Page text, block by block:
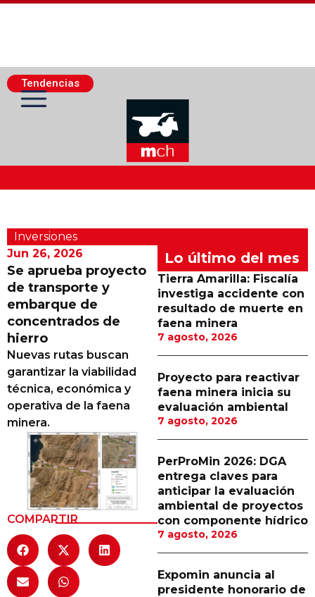
Tendencias
Actualidad Minera
Minería Superficie
Minerí­a Subterránea
Proveedores
Canal Digital
Columnas de Opinión
Designaciones
Calendario de Eventos
Revistas Digital
Siguenos
Inversiones
Jun 26, 2026
Se aprueba proyecto
de transporte y
embarque de
concentrados de
hierro
Nuevas rutas buscan
garantizar la viabilidad
técnica, económica y
operativa de la faena
minera.
COMPARTIR
Lo último del mes
Tierra Amarilla: Fiscalía
investiga accidente con
resultado de muerte en
faena minera
7 agosto, 2026
Proyecto para reactivar
faena minera inicia su
evaluación ambiental
7 agosto, 2026
PerProMin 2026: DGA
entrega claves para
anticipar la evaluación
ambiental de proyectos
con componente hídrico
7 agosto, 2026
Expomin anuncia al
presidente honorario de